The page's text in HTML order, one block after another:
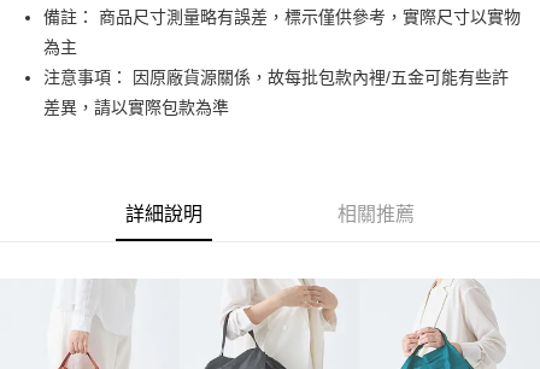
消。如遇「轉專審核」未通過狀況，表示未達大哥付你分期系統評分，恕無
法說明評估內容。
【繳款方式說明】
1.分期款項不併入電信帳單，「大哥付你分期」於每月結算日後寄送繳費提
醒簡訊。
1.本服務係由「台灣大哥大股份有限公司」（以下簡稱本公司）所提供，讓
用戶於交易時，得透過本服務購買商品或服務，並由商店將買賣／分期付款
2.基於同意付款使用「大哥付你分期」之契約關係目的，商店將以您的個人
資料（包含姓名、電話或地址）提供予台灣大哥大進項蒐集、處理及利用，
由本公司與您本人進行分期帳單所需資料之確認、核對及更正。
3.完整用戶服務條款，請詳閱以下連結：
https://oppay.tw/userRule
１．簡單：不需註冊會員、不需綁卡、不需儲值。
３．安心：先確認商品／服務後，再付款。
【「AFTEE先享後付」結帳流程】
１．於結帳方式選擇「AFTEE先享後付」後，將跳轉至「AFTEE先享後付」
ATM／網路銀行／等多元方式進行付款，方視為交易完成。
※ 交易是否成功請以「AFTEE先享後付 」之結帳頁面顯示為準，若有關於
是否繳費成功／繳費後需取消欲退款等相關疑問，請聯繫「AFTEE先享後付
客戶支援中心」
https://netprotections.freshdesk.com/support/home
運送方式
每筆NT$70，滿NT$899(含以上)免運費
京站台北店客服中心(1F星巴克旁) 即日起不提供京站紙袋，取件時
請自備購物袋，若需購買紙袋可現場詢問
免運費
備註： 商品尺寸測量略有誤差，標示僅供參考，實際尺寸以實物
為主
注意事項： 因原廠貨源關係，故每批包款內裡/五金可能有些許
差異，請以實際包款為準
詳細說明 相關推薦